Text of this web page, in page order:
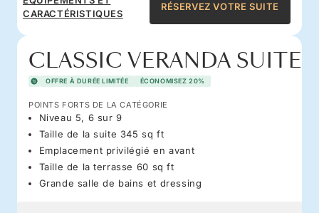
CARACTÉRISTIQUES
RÉSERVEZ VOTRE SUITE
CLASSIC VERANDA SUITE
OFFRE À DURÉE LIMITÉE ÉCONOMISEZ 20%
POINTS FORTS DE LA CATÉGORIE
Niveau 5, 6 sur 9
Taille de la suite 345 sq ft
Emplacement privilégié en avant
Taille de la terrasse 60 sq ft
Grande salle de bains et dressing